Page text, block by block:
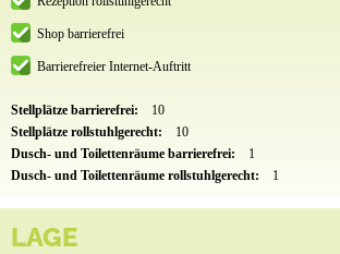
Shop barrierefrei
Barrierefreier Internet-Auftritt
Stellplätze barrierefrei:
10
Stellplätze rollstuhlgerecht:
10
Dusch- und Toilettenräume barrierefrei:
1
Dusch- und Toilettenräume rollstuhlgerecht:
1
LAGE